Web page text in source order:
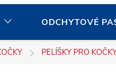
ODCHYTOVÉ
PELÍŠKY PRO